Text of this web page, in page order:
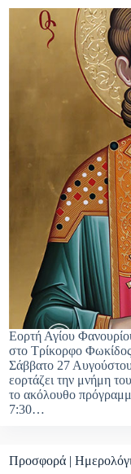
Εορτή Αγίου
στο Τρίκορφο
Σάββατο 27
εορτάζει την μνήμη
το ακόλουθο
7:30…
Προσφορά |